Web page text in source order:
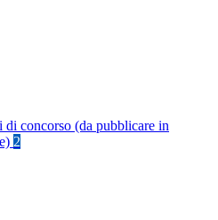
di concorso (da pubblicare in
2